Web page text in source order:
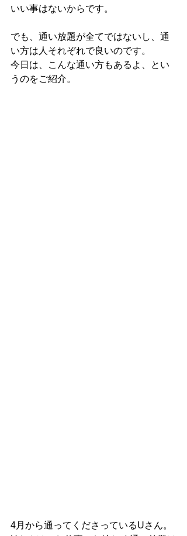
いい事はないからです。
でも、通い放題が全てではないし、通
い方は人それぞれで良いのです。
今日は、こんな通い方もあるよ、とい
うのをご紹介。
4月から通ってくださっているUさん。